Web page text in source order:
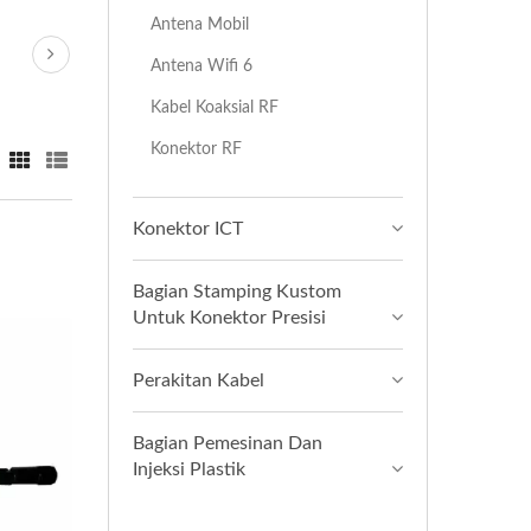
Antena Mobil
Antena Wifi 6
Kabel Koaksial RF
Konektor RF
Konektor ICT
Bagian Stamping Kustom
Untuk Konektor Presisi
Perakitan Kabel
Bagian Pemesinan Dan
Injeksi Plastik